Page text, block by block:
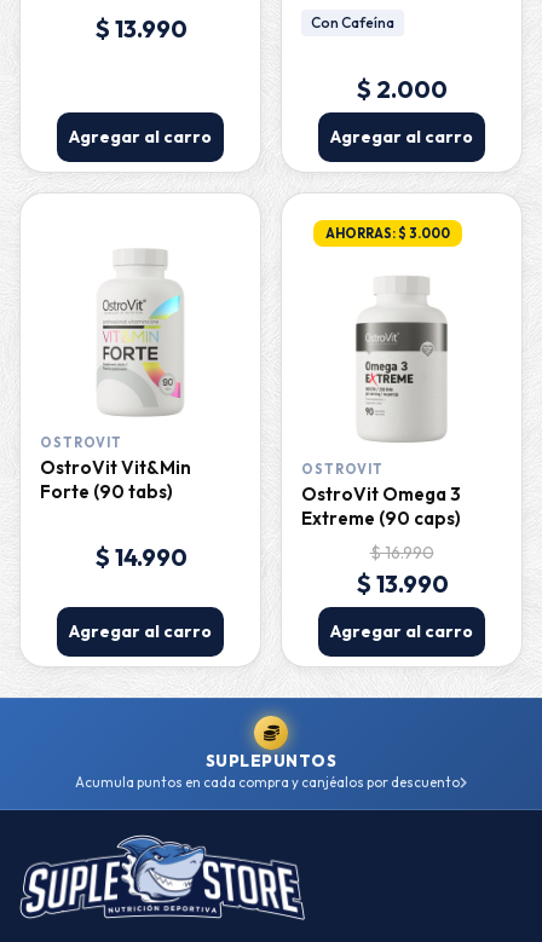
$ 13.990
Agregar al carro
Con Cafeína
$ 2.000
Agregar al carro
OSTROVIT
OstroVit Vit&Min
Forte (90 tabs)
$ 14.990
Agregar al carro
AHORRAS: $ 3.000
OSTROVIT
OstroVit Omega 3
Extreme (90 caps)
$ 16.990
$ 13.990
Agregar al carro
SUPLEPUNTOS
Acumula puntos en cada compra y canjéalos por descuento